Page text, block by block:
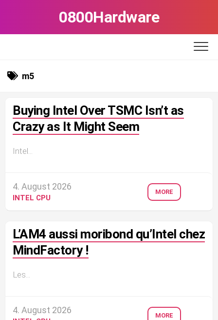
0800Hardware
m5
Buying Intel Over TSMC Isn’t as
Crazy as It Might Seem
Intel...
4. August 2026
INTEL CPU
MORE
L’AM4 aussi moribond qu’Intel chez
MindFactory !
Les...
4. August 2026
MORE